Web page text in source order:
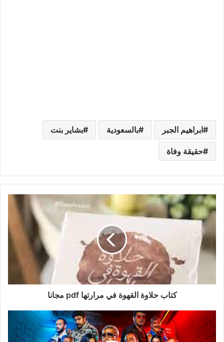
ابراهيم الجبر بالسعودية بشاير بنت
حقيقة وفاة
كتاب حلاوة القهوة في مرارتها pdf مجانا